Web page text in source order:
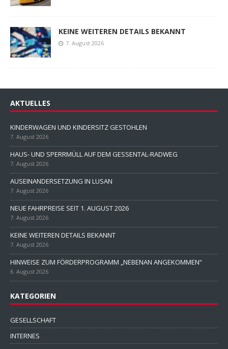
KEINE WEITEREN DETAILS BEKANNT
7. August 2026
AKTUELLES
KINDERWAGEN UND KINDERSITZ GESTOHLEN
7. August 2026
HAUS- UND SPERRMÜLL AUF DEM GESSENTAL-RADWEG
7. August 2026
AUSEINANDERSETZUNG IN LUSAN
7. August 2026
NEUE FAHRPREISE SEIT 1. AUGUST 2026
7. August 2026
KEINE WEITEREN DETAILS BEKANNT
7. August 2026
HINWEISE ZUM FÖRDERPROGRAMM „NEBENAN ANGEKOMMEN“
6. August 2026
KATEGORIEN
GESELLSCHAFT
INTERNES